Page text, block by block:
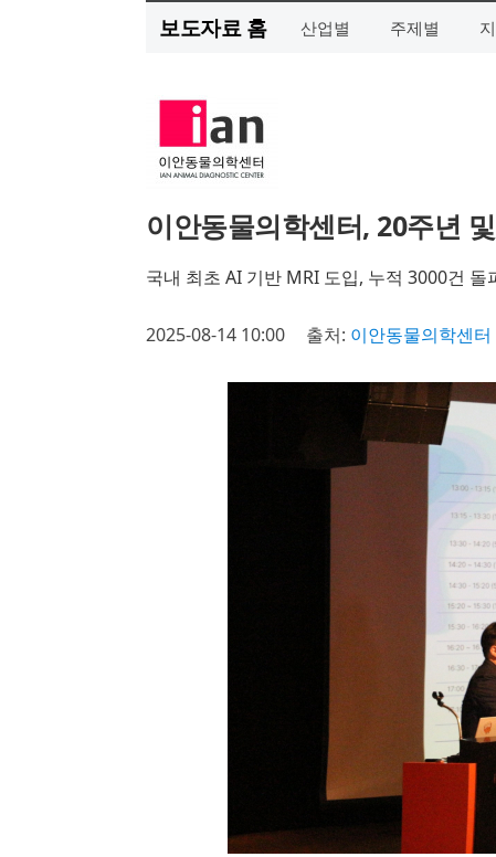
보도자료 홈 산업별 주제별
이안동물의학센터, 20주년
국내 최초 AI 기반 MRI 도입, 누적 3000건
2025-08-14 10:00 출처: 이안동물의학센터